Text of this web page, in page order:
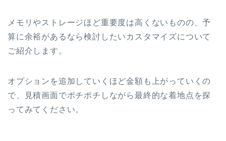
メモリやストレージほど重要度は高くないものの、予
算に余裕があるなら検討したいカスタマイズについて
ご紹介します。
オプションを追加していくほど金額も上がっていくの
で、見積画面でポチポチしながら最終的な着地点を探
ってみてください。